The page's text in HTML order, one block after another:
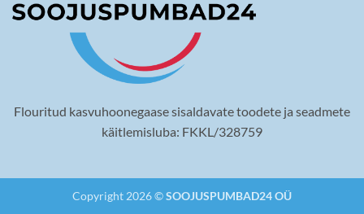
Flouritud kasvuhoonegaase sisaldavate toodete ja seadmete
käitlemisluba: FKKL/328759
Copyright 2026 ©SOOJUSPUMBAD24 OÜ